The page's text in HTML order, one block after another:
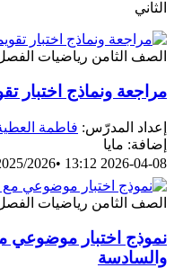
رياضيات الفصل الثاني
ونماذج اختبار تقويمي
فاطمة العطية
2026-
•
2025/2026
•
799
رياضيات الفصل الثاني
اختبار موضوعي مع خل